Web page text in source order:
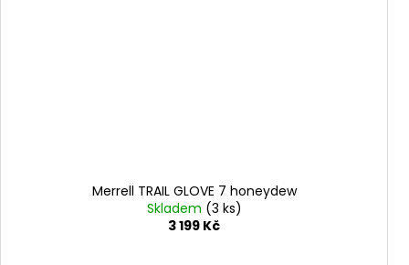
Merrell TRAIL GLOVE 7 honeydew
Skladem (3 ks)
3 199 Kč